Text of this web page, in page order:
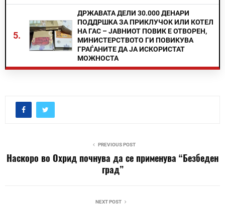
5.
ДРЖАВАТА ДЕЛИ 30.000 ДЕНАРИ
ПОДДРШКА ЗА ПРИКЛУЧОК ИЛИ КОТЕЛ
НА ГАС – ЈАВНИОТ ПОВИК Е ОТВОРЕН,
МИНИСТЕРСТВОТО ГИ ПОВИКУВА
ГРАЃАНИТЕ ДА ЈА ИСКОРИСТАТ
МОЖНОСТА
PREVIOUS POST
Наскоро во Охрид почнува да се применува “Безбеден
град”
NEXT POST